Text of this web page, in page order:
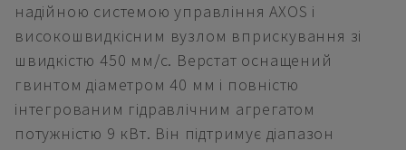
надійною системою управління AXOS і
високошвидкісним вузлом вприскування зі
швидкістю 450 мм/с. Верстат оснащений
гвинтом діаметром 40 мм і повністю
інтегрованим гідравлічним агрегатом
потужністю 9 кВт. Він підтримує діапазон